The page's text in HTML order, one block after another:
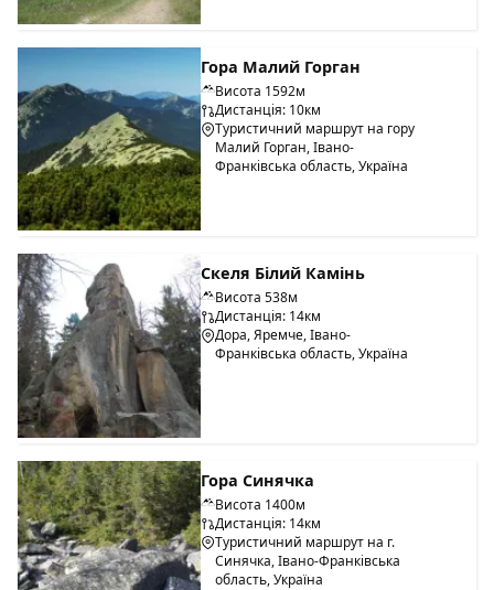
Гора Малий Горган
Висота 1592м
Дистанція: 10км
Туристичний маршрут на гору
Малий Горган, Івано-
Франківська область, Україна
Скеля Білий Камінь
Висота 538м
Дистанція: 14км
Дора, Яремче, Івано-
Франківська область, Україна
Гора Синячка
Висота 1400м
Дистанція: 14км
Туристичний маршрут на г.
Синячка, Івано-Франківська
область, Україна